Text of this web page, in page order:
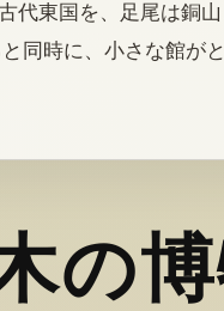
代東国を、足尾は銅
同時に、小さな館が
の